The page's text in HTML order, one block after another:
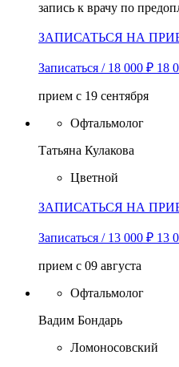
когерентная
запись к врачу по
ЗАПИСАТЬСЯ НА
Записаться / 18 000 ₽ 18
прием с 19 сентября
Офтальмолог
Татьяна Кулакова
Цветной
ЗАПИСАТЬСЯ НА
Записаться / 13 000 ₽ 13
прием с 09 августа
Офтальмолог
Вадим Бондарь
Ломоносовский